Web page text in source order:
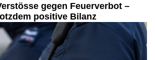
gegen Feuerverbot –
positive Bilanz